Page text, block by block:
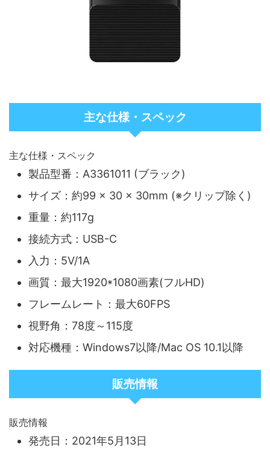
主な仕様・スペック
主な仕様・スペック
製品型番：A3361011 (ブラック)
サイズ：約99 × 30 × 30mm (※クリップ除く)
重量：約117g
接続方式：USB-C
入力：5V/1A
画質：最大1920*1080画素(フルHD)
フレームレート：最大60FPS
視野角：78度～115度
対応機種：Windows7以降/Mac OS 10.1以降
販売情報
販売情報
発売日：2021年5月13日